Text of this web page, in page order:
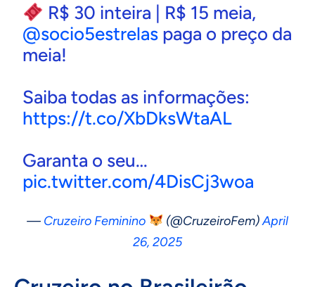
R$ 30 inteira | R$ 15 meia,
@socio5estrelas paga o preço da
meia!
Saiba todas as informações:
https://t.co/XbDksWtaAL
Garanta o seu…
pic.twitter.com/4DisCj3woa
— Cruzeiro Feminino (@CruzeiroFem)April
26, 2025